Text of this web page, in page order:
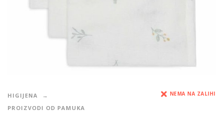
HIGIJENA
PROIZVODI OD PAMUKA
NEMA NA ZALIHI